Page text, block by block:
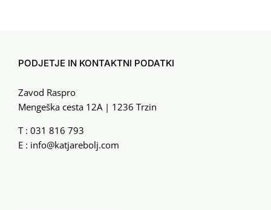
PODJETJE IN KONTAKTNI PODATKI
Zavod Raspro
Mengeška cesta 12A | 1236 Trzin
T : 031 816 793
E : info@katjarebolj.com